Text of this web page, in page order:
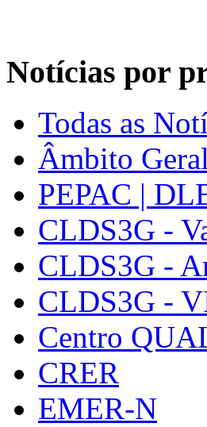
Notícias por
Todas as
Âmbito Geral
PEPAC |
CLDS3G -
CLDS3G -
CLDS3G -
Centro
CRER
EMER-N